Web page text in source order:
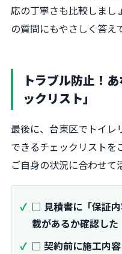
応の丁寧さも比較しまし
の質問にもやさしく答え
トラブル防止！
ックリスト」
最後に、台東区でトイレ
できるチェックリストを
ご自身の状況に合わせて
□ 見積書に「保証
載があるか確認した
□ 契約前に施工内